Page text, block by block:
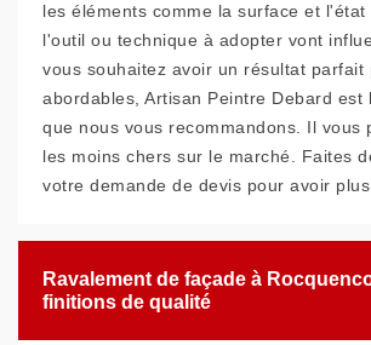
les éléments comme la surface et l'état
l'outil ou technique à adopter vont
vous souhaitez avoir un résultat parfait
abordables, Artisan Peintre Debard est
que nous vous recommandons. Il vous
les moins chers sur le marché. Faites
votre demande de devis pour avoir plus
Ravalement de façade à
finitions de qualité